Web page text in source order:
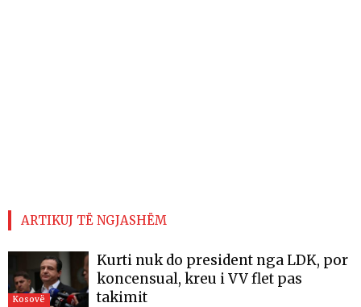
ARTIKUJ TË NGJASHËM
Kosovë
Kurti nuk do president nga LDK, por
koncensual, kreu i VV flet pas
takimit